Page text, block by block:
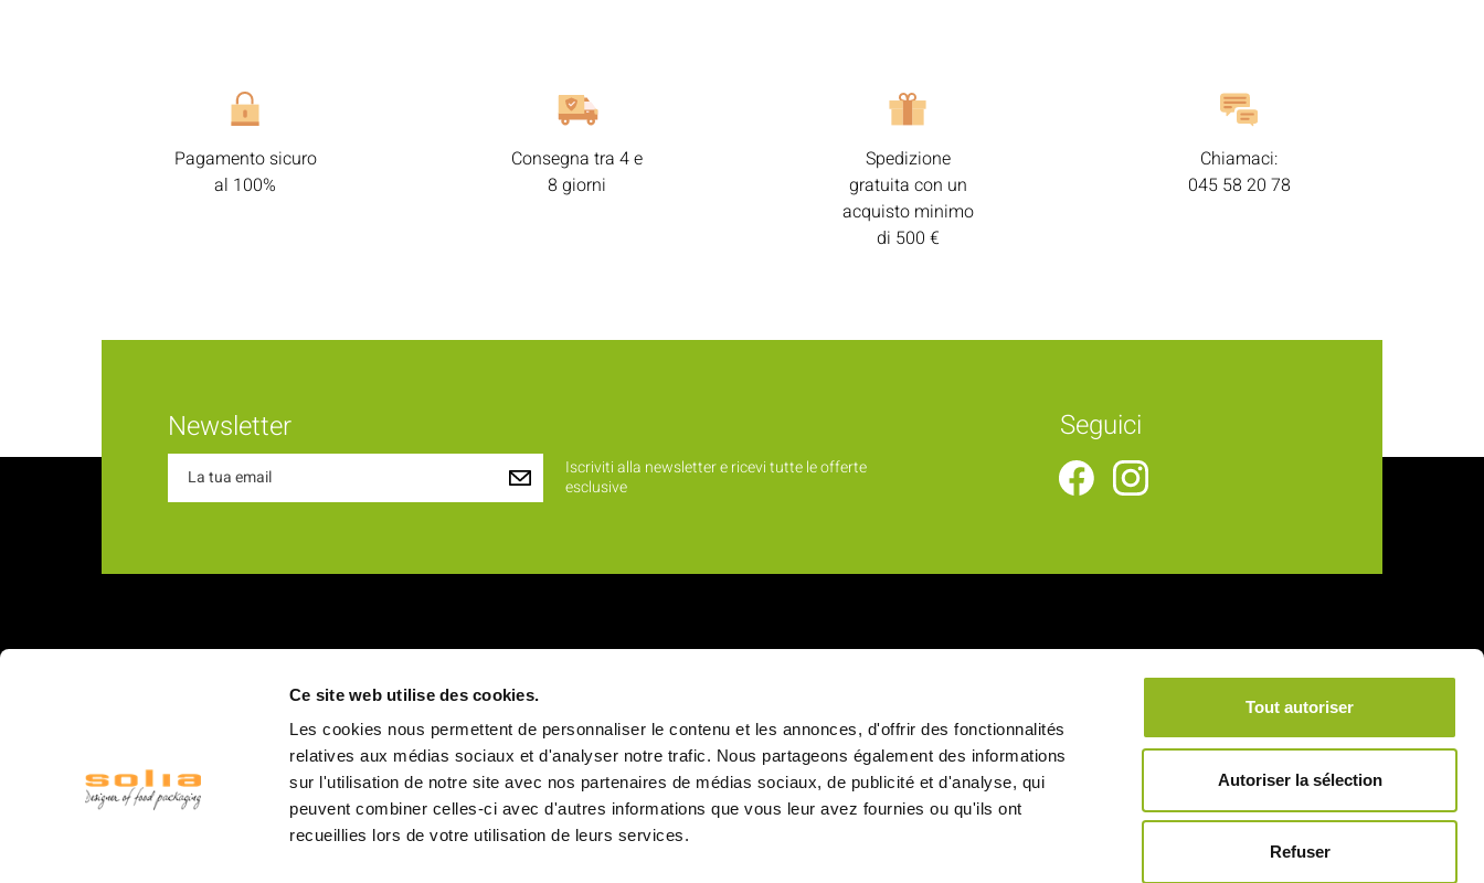
Ce site web utilise des cookies.
Les cookies nous permettent de personnaliser le contenu et les annonces, d'offrir des fonctionnalités
relatives aux médias sociaux et d'analyser notre trafic. Nous partageons également des informations
sur l'utilisation de notre site avec nos partenaires de médias sociaux, de publicité et d'analyse, qui
peuvent combiner celles-ci avec d'autres informations que vous leur avez fournies ou qu'ils ont
recueillies lors de votre utilisation de leurs services.
Tout autoriser
Autoriser la sélection
Refuser
Pagamento sicuro
al 100%
Consegna tra 4 e
8 giorni
Spedizione
gratuita con un
acquisto minimo
di 500 €
Chiamaci:
045 58 20 78
Newsletter
Iscriviti alla newsletter e ricevi tutte le offerte
esclusive
Seguici
La nostra identità
I nostri valori
Struttura
Il personale
Novità
Rinfreschi e buffet
Vassoi pasto
Collegamenti utili
Note legali
Condizioni generali di vendita
Pagamento sicuro